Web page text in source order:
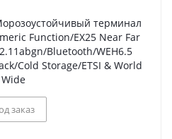
Function/EX25 Near Far
Bluetooth/WEH6.5
Cold Storage/ETSI & World
Wide
заказ